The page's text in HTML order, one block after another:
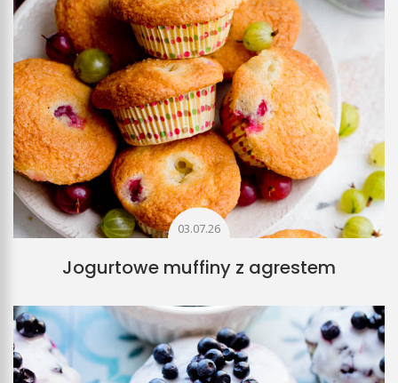
03.07.26
Jogurtowe muffiny z agrestem